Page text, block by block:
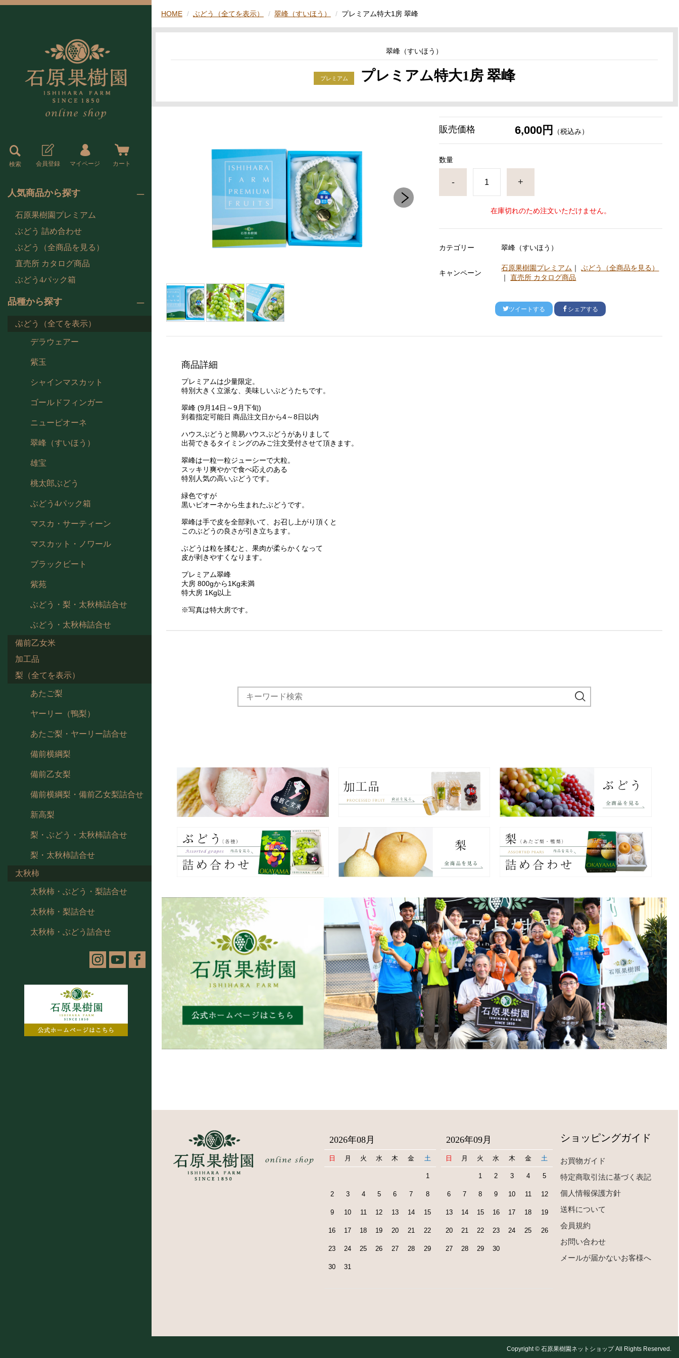
会員登録 マイページ カート
検索
人気商品から探す
石原果樹園プレミアム
ぶどう 詰め合わせ
ぶどう（全商品を見る）
直売所 カタログ商品
ぶどう4パック箱
品種から探す
ぶどう（全てを表示）
デラウェアー
紫玉
シャインマスカット
ゴールドフィンガー
ニューピオーネ
翠峰（すいほう）
雄宝
桃太郎ぶどう
ぶどう4パック箱
マスカ・サーティーン
マスカット・ノワール
ブラックビート
紫苑
ぶどう・梨・太秋柿詰合せ
ぶどう・太秋柿詰合せ
備前乙女米
加工品
梨（全てを表示）
あたご梨
ヤーリー（鴨梨）
あたご梨・ヤーリー詰合せ
備前横綱梨
備前乙女梨
備前横綱梨・備前乙女梨詰合せ
新高梨
梨・ぶどう・太秋柿詰合せ
梨・太秋柿詰合せ
太秋柿
太秋柿・ぶどう・梨詰合せ
太秋柿・梨詰合せ
太秋柿・ぶどう詰合せ
HOME ぶどう（全てを表示） 翠峰（すいほう） プレミアム特大1房 翠峰
翠峰（すいほう）
プレミアム特大1房 翠峰
販売価格 6,000円 （税込み）
数量
- +
在庫切れのため注文いただけません。
カテゴリー 翠峰（すいほう）
キャンペーン
石原果樹園プレミアム ｜ぶどう（全商品を見る）
｜直売所 カタログ商品
ツイートする シェアする
商品詳細
プレミアムは少量限定。
特別大きく立派な、美味しいぶどうたちです。
翠峰 (9月14日～9月下旬)
到着指定可能日 商品注文日から4～8日以内
ハウスぶどうと簡易ハウスぶどうがありまして
出荷できるタイミングのみご注文受付させて頂きます。
翠峰は一粒一粒ジューシーで大粒。
スッキリ爽やかで食べ応えのある
特別人気の高いぶどうです。
緑色ですが
黒いピオーネから生まれたぶどうです。
翠峰は手で皮を全部剥いて、お召し上がり頂くと
このぶどうの良さが引き立ちます。
ぶどうは粒を揉むと、果肉が柔らかくなって
皮が剥きやすくなります。
プレミアム翠峰
大房 800gから1Kg未満
特大房 1Kg以上
※写真は特大房です。
2026年08月
日 月 火 水 木 金 土
1
2 3 4 5 6 7 8
9 10 11 12 13 14 15
16 17 18 19 20 21 22
23 24 25 26 27 28 29
30 31
2026年09月
日 月 火 水 木 金 土
1 2 3 4 5
6 7 8 9 10 11 12
13 14 15 16 17 18 19
20 21 22 23 24 25 26
27 28 29 30
ショッピングガイド
お買物ガイド
特定商取引法に基づく表記
個人情報保護方針
送料について
会員規約
お問い合わせ
メールが届かないお客様へ
Copyright © 石原果樹園ネットショップ All Rights Reserved.